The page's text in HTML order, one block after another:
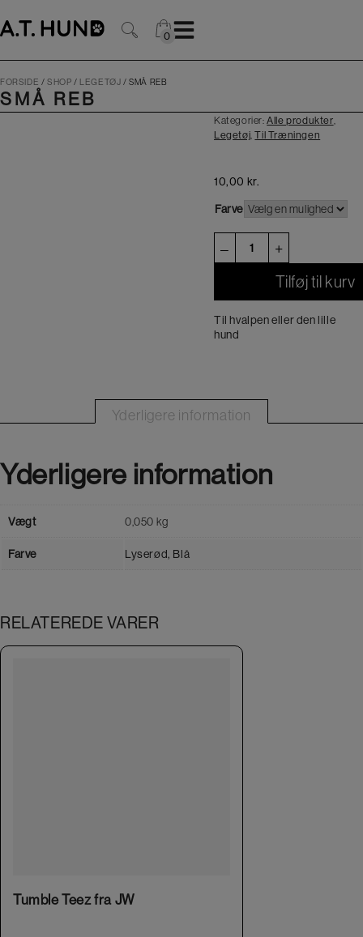
til
indholdet
0
0
FORSIDE /SHOP / LEGETØJ /SMÅ REB
SMÅ REB
Kategorier:Alle produkter
Legetøj ,Til Træningen
10,00 kr.
Farve
–
+
Tilføj til kurv
Til hvalpen eller den lille
hund
Yderligere information
Yderligere information
Vægt 0,050 kg
Farve Lyserød, Blå
RELATEREDE VARER
Tumble Teez fra JW